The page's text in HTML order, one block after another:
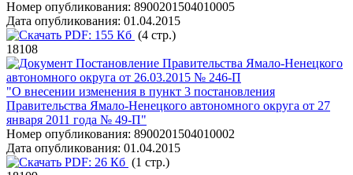
Номер опубликования: 8900201504010005
Дата опубликования: 01.04.2015
PDF: 155 Кб (4 стр.)
18108
Постановление Правительства Ямало-Ненецкого
автономного округа от 26.03.2015 № 246-П
"О внесении изменения в пункт 3 постановления
Правительства Ямало-Ненецкого автономного округа от 27
января 2011 года № 49-П"
Номер опубликования: 8900201504010002
Дата опубликования: 01.04.2015
PDF: 26 Кб (1 стр.)